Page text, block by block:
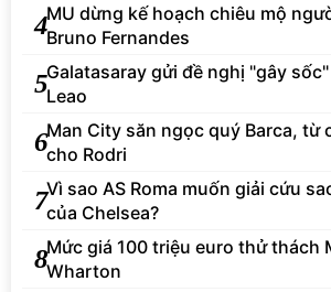
4MU dừng kế hoạch chiêu mộ
Bruno Fernandes
5Galatasaray gửi đề nghị "gây
Leao
6Man City săn ngọc quý Barca, từ
cho Rodri
7Vì sao AS Roma muốn giải cứu
của Chelsea?
8Mức giá 100 triệu euro thử thách
Wharton